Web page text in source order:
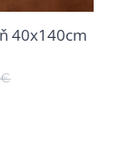
40x140cm